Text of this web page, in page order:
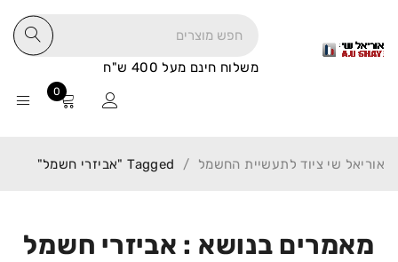
משלוח חינם מעל 400 ש"ח
0
מאמרים בנושא : אביזרי חשמל
אוריאל שי ציוד לתעשיית החשמל / Tagged "אביזרי חשמל"